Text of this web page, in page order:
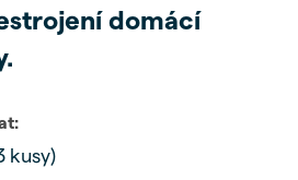
domácí
kusy)